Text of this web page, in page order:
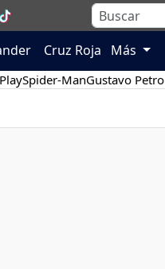
Cruz Roja Más
Spider-ManGustavo Petro